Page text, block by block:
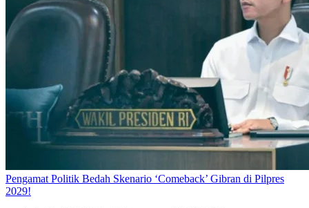
Pengamat Politik Bedah Skenario ‘Comeback’ Gibran di Pilpres
2029!